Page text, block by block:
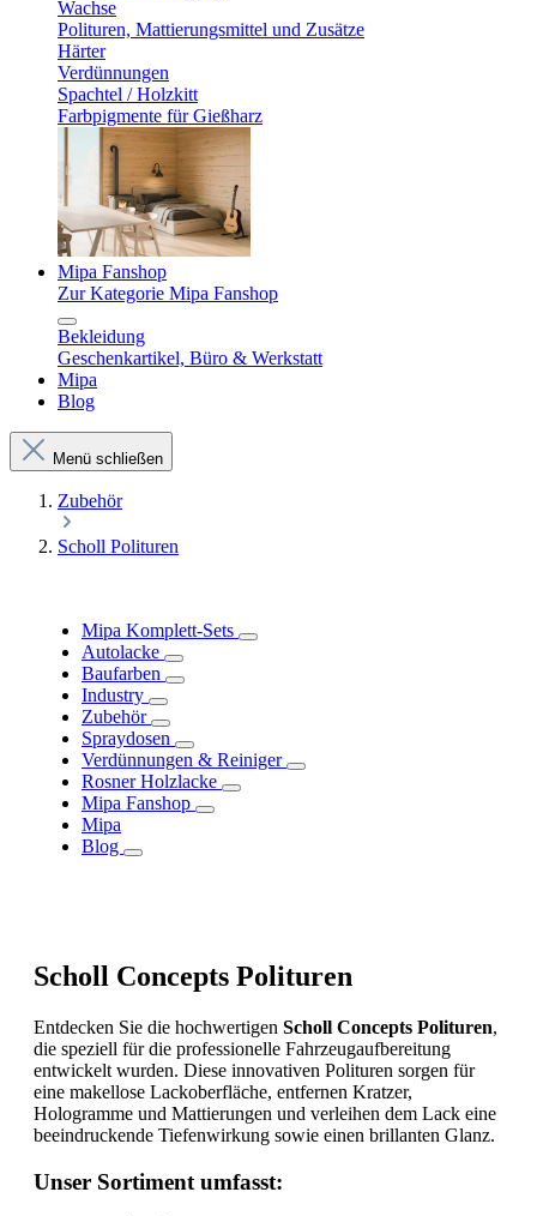
Wachse
Polituren, Mattierungsmittel und Zusätze
Härter
Verdünnungen
Spachtel / Holzkitt
Farbpigmente für Gießharz
Mipa Fanshop
Zur Kategorie Mipa Fanshop
Bekleidung
Geschenkartikel, Büro & Werkstatt
Mipa
Blog
Menü schließen
Zubehör
Scholl Polituren
Mipa Komplett-Sets
Autolacke
Baufarben
Industry
Zubehör
Spraydosen
Verdünnungen & Reiniger
Rosner Holzlacke
Mipa Fanshop
Mipa
Blog
Scholl Concepts Polituren
Entdecken Sie die hochwertigen Scholl Concepts Polituren,
die speziell für die professionelle Fahrzeugaufbereitung
entwickelt wurden. Diese innovativen Polituren sorgen für
eine makellose Lackoberfläche, entfernen Kratzer,
Hologramme und Mattierungen und verleihen dem Lack eine
beeindruckende Tiefenwirkung sowie einen brillanten Glanz.
Unser Sortiment umfasst: